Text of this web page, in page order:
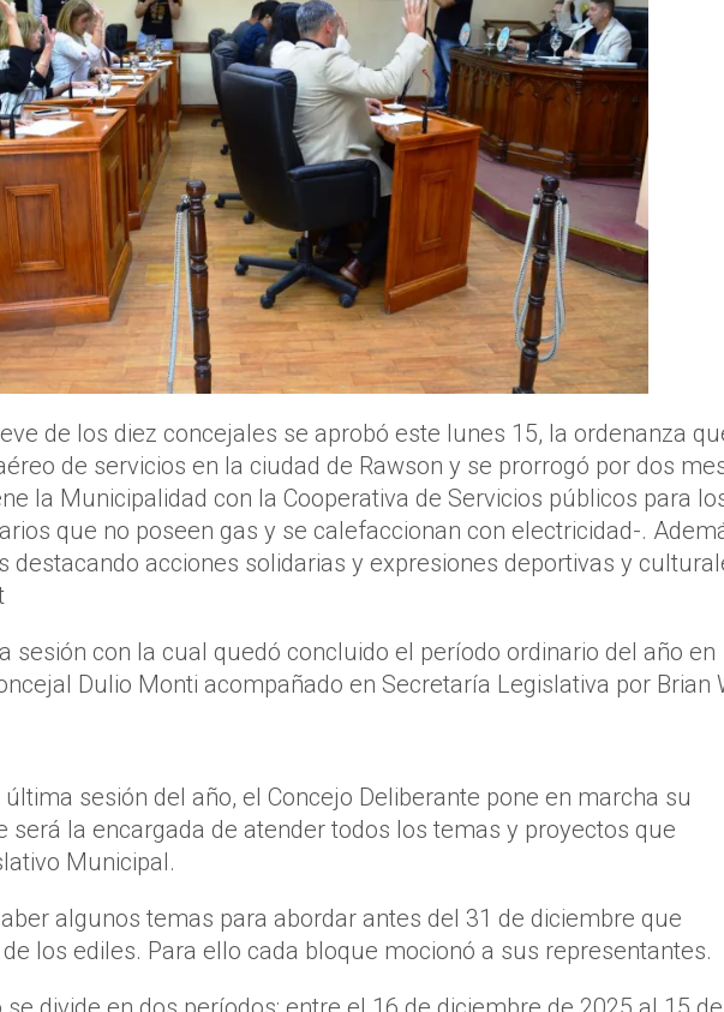
de los diez concejales se aprobó este lunes 15, la ordenanza
de servicios en la ciudad de Rawson y se prorrogó por dos
la Municipalidad con la Cooperativa de Servicios públicos para
que no poseen gas y se calefaccionan con electricidad-.
destacando acciones solidarias y expresiones deportivas y
sesión con la cual quedó concluido el período ordinario del año en
Dulio Monti acompañado en Secretaría Legislativa por Brian
sesión del año, el Concejo Deliberante pone en marcha su
será la encargada de atender todos los temas y proyectos que
Municipal.
algunos temas para abordar antes del 31 de diciembre que
los ediles. Para ello cada bloque mocionó a sus representantes.